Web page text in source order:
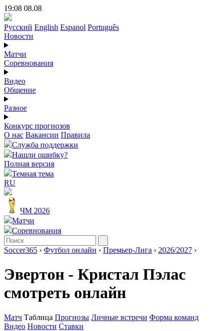
19:08 08.08
Русский English Espanol Português
Новости
Матчи
Соревнования
Видео
Общение
Разное
Конкурс прогнозов
О нас Вакансии Правила
Служба поддержки
Нашли ошибку?
Полная версия
Темная тема
RU
ЧМ 2026
Матчи
Соревнования
Soccer365 › Футбол онлайн › Премьер-Лига › 2026/2027 ›
Эвертон - Кристал Пэлас
смотреть онлайн
Матч Таблица Прогнозы Личные встречи Форма команд
Видео Новости Ставки